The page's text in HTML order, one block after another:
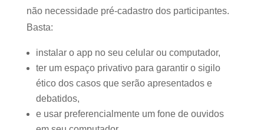
não necessidade pré-cadastro dos participantes.
Basta:
instalar o app no seu celular ou computador,
ter um espaço privativo para garantir o sigilo
ético dos casos que serão apresentados e
debatidos,
e usar preferencialmente um fone de ouvidos